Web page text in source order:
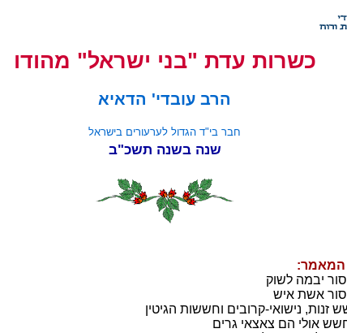
כשרות עדת "בני ישראל" מהודו
הרב עובדי' הדאיא
חבר בי"ד הגדול לערעורים בישראל
שנה בשנה תשכ"ב
המאמר:
יבמה לשוק
אשת איש
זנות, נישואי-קרובים וחששות הגיטין
אולי הם צאצאי גרים